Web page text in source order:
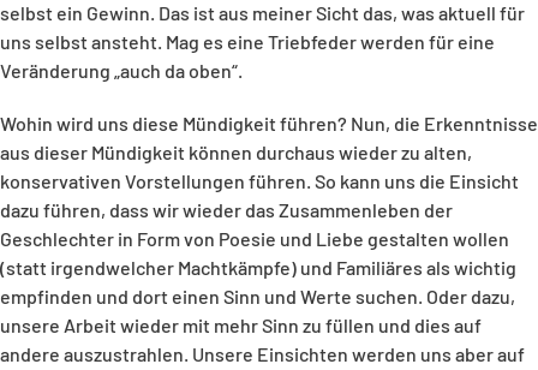
selbst ein Gewinn. Das ist aus meiner Sicht das, was aktuell für
uns selbst ansteht. Mag es eine Triebfeder werden für eine
Veränderung „auch da oben“.
Wohin wird uns diese Mündigkeit führen? Nun, die Erkenntnisse
aus dieser Mündigkeit können durchaus wieder zu alten,
konservativen Vorstellungen führen. So kann uns die Einsicht
dazu führen, dass wir wieder das Zusammenleben der
Geschlechter in Form von Poesie und Liebe gestalten wollen
(statt irgendwelcher Machtkämpfe) und Familiäres als wichtig
empfinden und dort einen Sinn und Werte suchen. Oder dazu,
unsere Arbeit wieder mit mehr Sinn zu füllen und dies auf
andere auszustrahlen. Unsere Einsichten werden uns aber auf